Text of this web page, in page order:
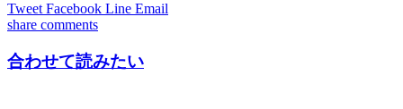
Tweet Facebook Line Email
share comments
合わせて読みたい